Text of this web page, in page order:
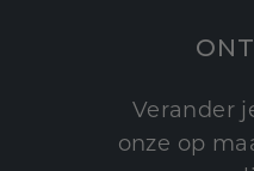
Verander
onze op